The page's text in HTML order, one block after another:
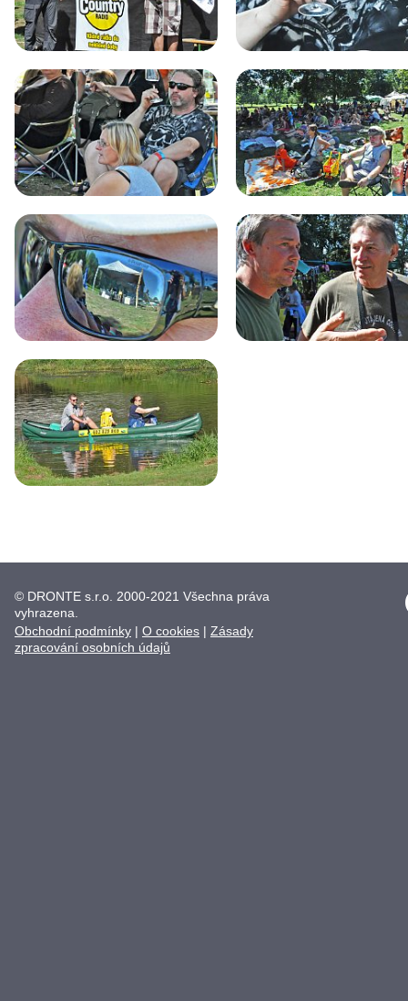
© DRONTE s.r.o. 2000-2021 Všechna práva
vyhrazena.
Obchodní podmínky | O cookies | Zásady
zpracování osobních údajů